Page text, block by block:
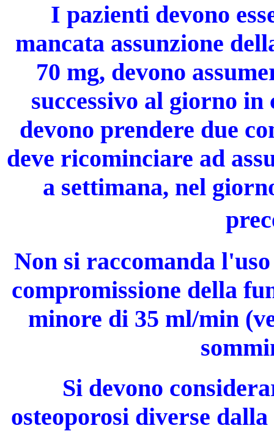
I pazienti devono
mancata assunzione
70 mg, devono
successivo al giorno in
devono prendere due
deve ricominciare ad
a settimana, nel
Non si raccomanda
compromissione della
minore di 35 ml/min
Si devono
osteoporosi diverse